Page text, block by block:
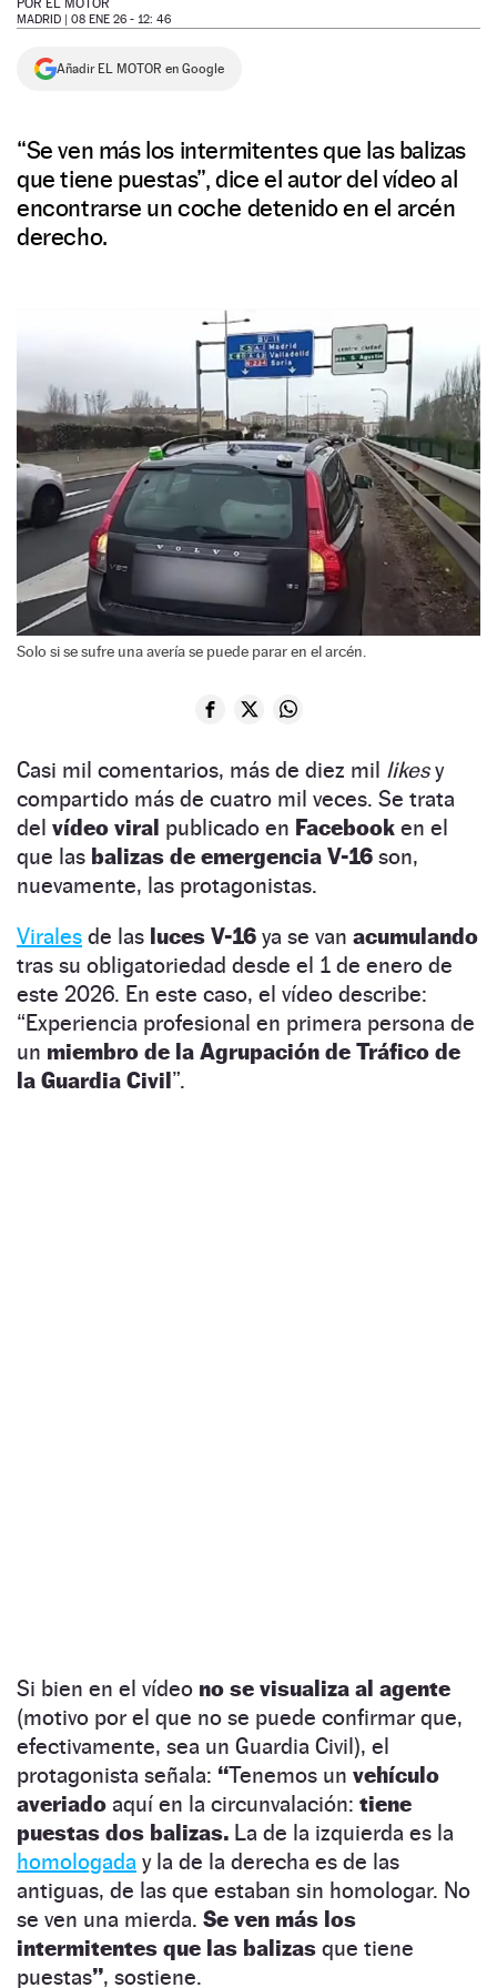
NEWSLETTER
POR EL MOTOR
MADRID | 08 ENE 26 - 12: 46
Añadir EL MOTOR en Google
“Se ven más los intermitentes que las balizas
que tiene puestas”, dice el autor del vídeo al
encontrarse un coche detenido en el arcén
derecho.
Solo si se sufre una avería se puede parar en el arcén.
Casi mil comentarios, más de diez mil likesy
compartido más de cuatro mil veces. Se trata
del vídeo viral publicado en Facebook en el
que las balizas de emergencia V-16 son,
nuevamente, las protagonistas.
Virales de las luces V-16 ya se van acumulando
tras su obligatoriedad desde el 1 de enero de
este 2026. En este caso, el vídeo describe:
“Experiencia profesional en primera persona de
un miembro de la Agrupación de Tráfico de
la Guardia Civil”.
Si bien en el vídeo no se visualiza al agente
(motivo por el que no se puede confirmar que,
efectivamente, sea un Guardia Civil), el
protagonista señala: “Tenemos un vehículo
averiado aquí en la circunvalación: tiene
puestas dos balizas. La de la izquierda es la
homologada y la de la derecha es de las
antiguas, de las que estaban sin homologar. No
se ven una mierda. Se ven más los
intermitentes que las balizas que tiene
puestas”, sostiene.